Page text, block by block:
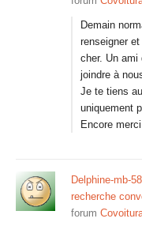
Demain
renseigner
cher. Un ami
joindre à
Je te tiens
uniquement
Encore
Delphine-mb-
recherche
forum